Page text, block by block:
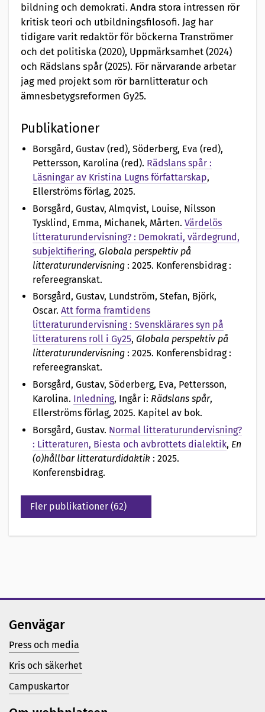
bildning och demokrati. Andra stora intressen rör
kritisk teori och utbildningsfilosofi. Jag har
tidigare varit redaktör för böckerna Tranströmer
och det politiska (2020), Uppmärksamhet (2024)
och Rädslans spår (2025). För närvarande arbetar
jag med projekt som rör barnlitteratur och
ämnesbetygsreformen Gy25.
Publikationer
Borsgård, Gustav (red), Söderberg, Eva (red),
Pettersson, Karolina (red). Rädslans spår :
Läsningar av Kristina Lugns författarskap,
Ellerströms förlag, 2025.
Borsgård, Gustav, Almqvist, Louise, Nilsson
Tysklind, Emma, Michanek, Mårten. Värdelös
litteraturundervisning? : Demokrati, värdegrund,
subjektifiering, Globala perspektiv på
litteraturundervisning : 2025. Konferensbidrag :
refereegranskat.
Borsgård, Gustav, Lundström, Stefan, Björk,
Oscar. Att forma framtidens
litteraturundervisning : Svensklärares syn på
litteraturens roll i Gy25, Globala perspektiv på
litteraturundervisning : 2025. Konferensbidrag :
refereegranskat.
Borsgård, Gustav, Söderberg, Eva, Pettersson,
Karolina. Inledning, Ingår i: Rädslans spår,
Ellerströms förlag, 2025. Kapitel av bok.
Borsgård, Gustav. Normal litteraturundervisning?
: Litteraturen, Biesta och avbrottets dialektik, En
(o)hållbar litteraturdidaktik : 2025.
Konferensbidrag.
Fler publikationer (62)
Genvägar
Press och media
Kris och säkerhet
Campuskartor